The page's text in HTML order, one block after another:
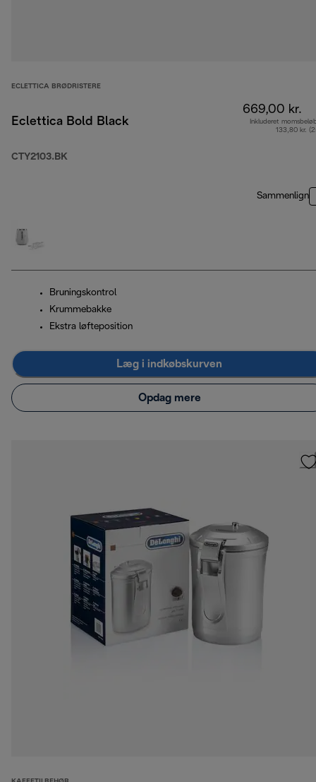
ECLETTICA BRØDRISTERE
Eclettica Bold Black
CTY2103.BK
669,00 kr.
Inkluderet
133,80 kr.
Sammenlign
Bruningskontrol
Krummebakke
Ekstra løfteposition
Læg i indkøbskurven
Opdag mere